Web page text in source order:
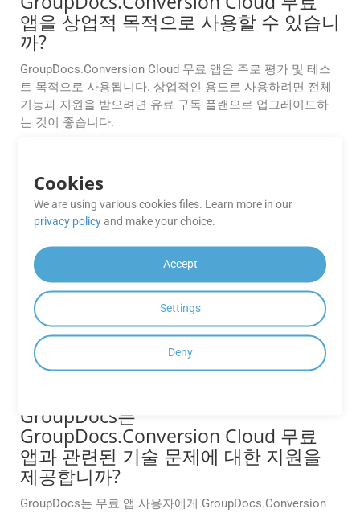
앱을 상업적 목적으로 사용할 수 있습니
까?
GroupDocs.Conversion Cloud 무료 앱은 주로 평가 및 테스
트 목적으로 사용됩니다. 상업적인 용도로 사용하려면 전체
기능과 지원을 받으려면 유료 구독 플랜으로 업그레이드하
는 것이 좋습니다.
앱에 어떻게 액세스하나요?
GroupDocs.Conversion Cloud 무료 앱은 GroupDocs 웹사이
트에서 직접 액세스하거나 GroupDocs 웹 또는 모바일 애플
리케이션을 통해 액세스할 수 있습니다.
GroupDocs.Conversion Cloud API는
어떤 파일 형식을 지원합니까?
GroupDocs.Conversion Cloud API는 Word, Excel, PDF 등을
포함한 광범위한 파일 형식을 지원합니다. 지원되는 형식의
전체 목록은 설명서를 참조하세요.
GroupDocs는
GroupDocs.Conversion Cloud 무료
앱과 관련된 기술 문제에 대한 지원을
제공합니까?
GroupDocs는 무료 앱 사용자에게 GroupDocs.Conversion
Cookies
We are using various cookies files. Learn more in our
privacy policyand make your choice.
Accept
Settings
Deny